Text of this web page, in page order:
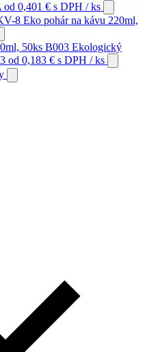
od 0,401 € s DPH / ks
Eko pohár na kávu 220ml,
Ekologický
od 0,183 € s DPH / ks